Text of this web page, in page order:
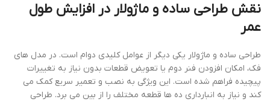
نقش طراحی ساده و ماژولار در افزایش طول
عمر
طراحی ساده و ماژولار یکی دیگر از عوامل کلیدی دوام است. در مدل های
فک، امکان افزودن فنر دوم یا تعویض قطعات بدون نیاز به تغییرات
پیچیده فراهم شده است. این ویژگی به نصب و تعمیر سریع کمک می
کند و نیاز به انبارداری ده ها قطعه مختلف را از بین می برد. طراحی